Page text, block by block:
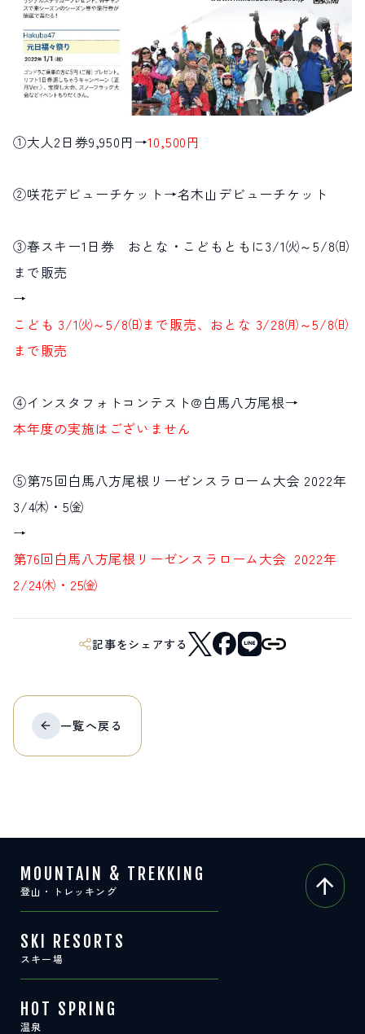
①大人2日券9,950円→10,500円
②咲花デビューチケット→名木山デビューチケット
③春スキー1日券 おとな・こどもともに3/1㈫～5/8㈰
まで販売
→
こども 3/1㈫～5/8㈰まで販売、おとな 3/28㈪～5/8㈰
まで販売
④インスタフォトコンテスト@白馬八方尾根→
本年度の実施はございません
⑤第75回白馬八方尾根リーゼンスラローム大会 2022年
3/4㈭・5㈮
→
第76回白馬八方尾根リーゼンスラローム大会 2022年
2/24㈭・25㈮
記事をシェアする
一覧へ戻る
MOUNTAIN & TREKKING
登山・トレッキング
SKI RESORTS
スキー場
HOT SPRING
温泉